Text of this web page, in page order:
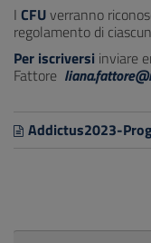
I CFUverranno
regolamento di
Per iscriversi inviare
Fattore
Addictus2023-